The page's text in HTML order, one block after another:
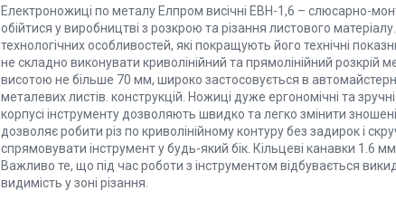
Електроножиці по металу Елпром висічні ЕВН-1,6 – слюсарно-
обійтися у виробництві з розкрою та різання листового
технологічних особливостей, які покращують його технічні
не складно виконувати криволінійний та прямолінійний розкрій
висотою не більше 70 мм, широко застосовується в
металевих листів. конструкцій. Ножиці дуже ергономічні та
корпусі інструменту дозволяють швидко та легко змінити
дозволяє робити різ по криволінійному контуру без задирок і
спрямовувати інструмент у будь-який бік. Кільцеві канавки 1.6
Важливо те, що під час роботи з інструментом відбувається
видимість у зоні різання.